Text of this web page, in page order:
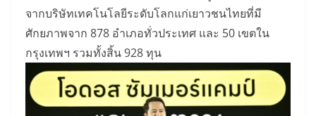
จากบริษัทเทคโนโลยีระดับโลกแก่เยาวชนไทยที่มี
ศักยภาพจาก 878 อำเภอทั่วประเทศ และ 50 เขตใน
กรุงเทพฯ รวมทั้งสิ้น 928 ทุน